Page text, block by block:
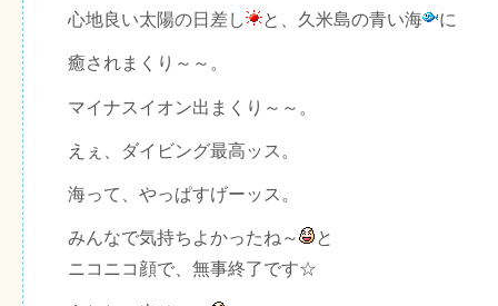
心地良い太陽の日差し と、久米島の青い海 に
癒されまくり～～。
マイナスイオン出まくり～～。
えぇ、ダイビング最高ッス。
海って、やっぱすげーッス。
みんなで気持ちよかったね～
と
ニコニコ顔で、無事終了です☆